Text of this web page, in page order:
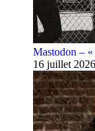
Mastodon –
16 juillet 2026